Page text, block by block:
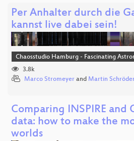
Per Anhalter durch die
kannst live dabei sein!
Chaosstudio Hamburg - Fascinating
3.8k
Marco Stromeyer and Martin
Comparing INSPIRE
data: how to make the
worlds